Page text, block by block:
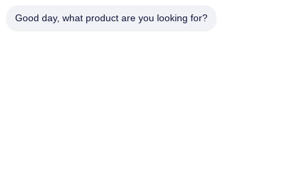
কারখানা পরিদর্শন
Good day, what product are you looking for?